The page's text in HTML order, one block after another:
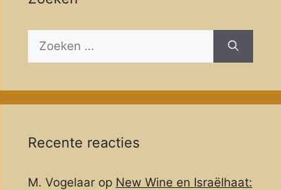
naar:
Recente reacties
M. Vogelaarop New Wine en Israëlhaat: